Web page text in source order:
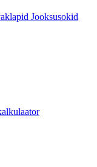
Jooksusokid